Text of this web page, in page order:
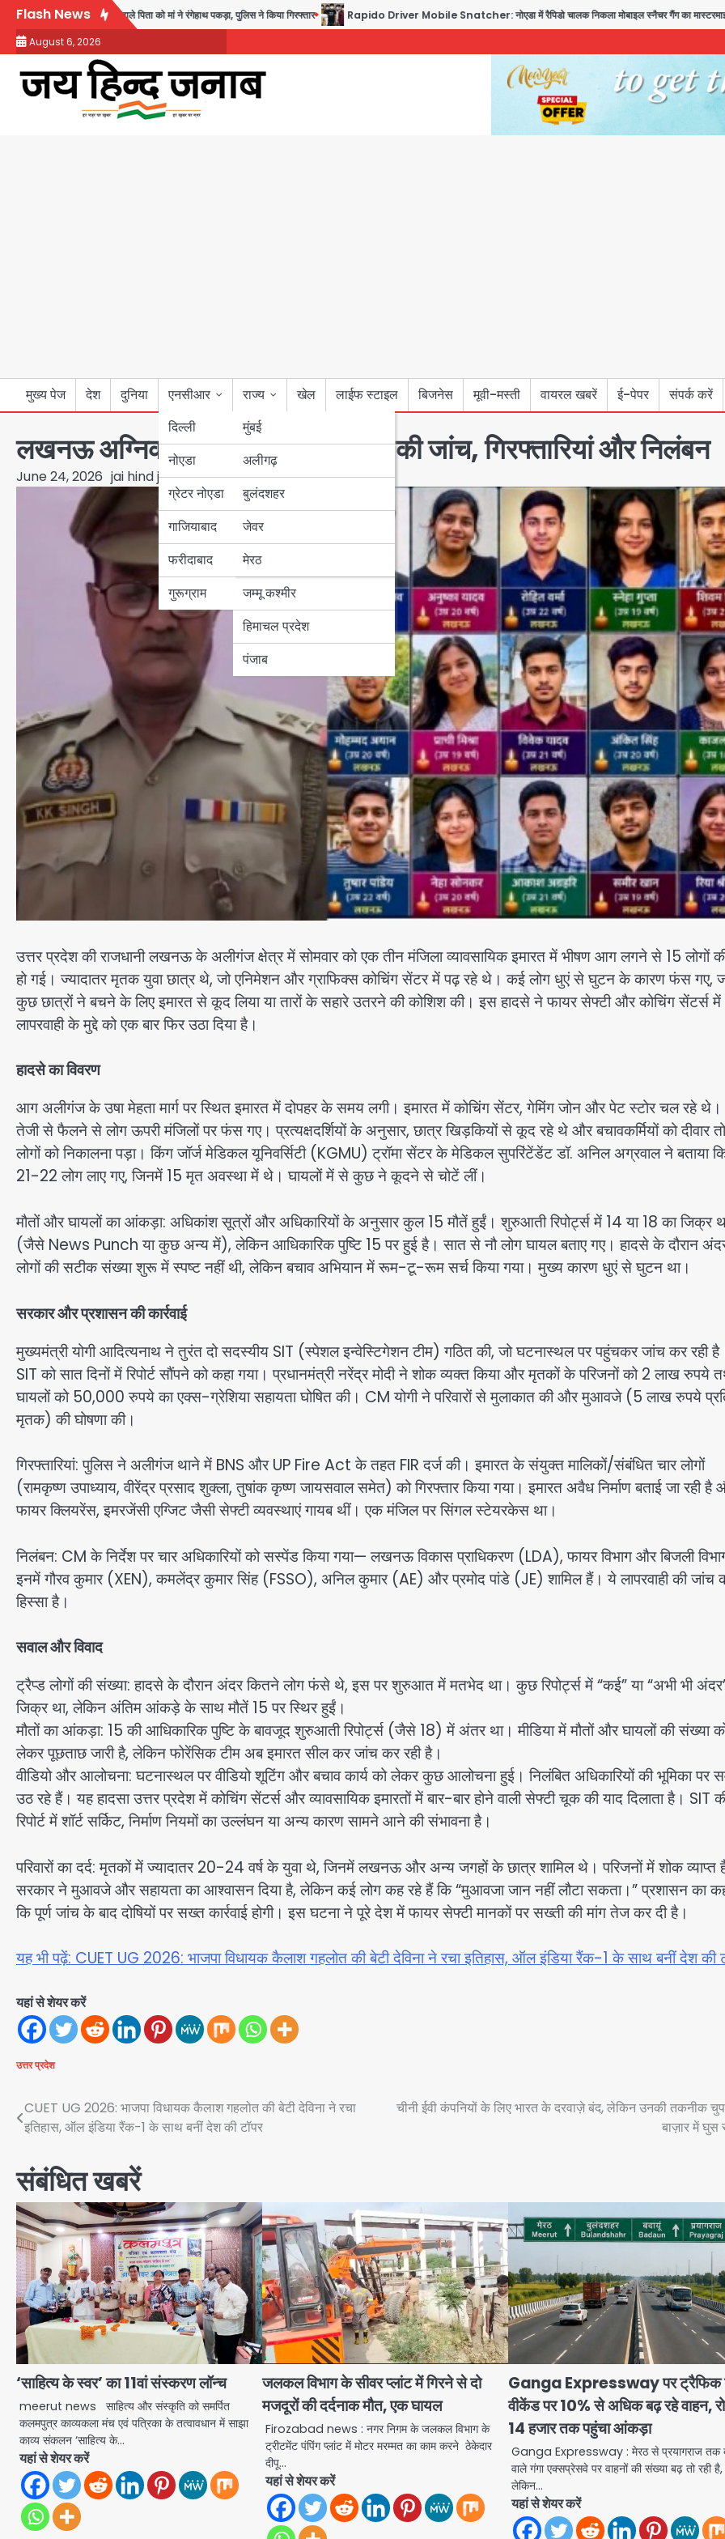
Skip
content
Flash News
करने वाले पिता को मां ने रंगेहाथ पकड़ा, पुलिस ने किया गिरफ्तार Rapido Driver Mobile Snatcher: नोएडा में रैपिडो चालक निकला मोबाइल स्नैचर गैंग का मास्टरमाइंड, जीरा-बॉल
August 6, 2026
मुख्य पेज देश दुनिया
एनसीआर
दिल्ली
नोएडा
ग्रेटर नोएडा
गाजियाबाद
फरीदाबाद
गुरूग्राम
राज्य
मुंबई
उत्तर प्रदेश
अलीगढ़
बुलंदशहर
जेवर
मेरठ
बिहार
पंजाब
हरियाणा
जम्मू कश्मीर
हिमाचल प्रदेश
पंजाब
खेल लाईफ स्टाइल बिजनेस मूवी-मस्ती वायरल खबरें ई-पेपर संपर्क करें
लखनऊ अग्निकांड: 15 मौतें, सेफ्टी लैप्स की जांच, गिरफ्तारियां और निलंबन
June 24, 2026 jai hind janab
उत्तर प्रदेश की राजधानी लखनऊ के अलीगंज क्षेत्र में सोमवार को एक तीन मंजिला व्यावसायिक इमारत में भीषण आग लगने से 15 लोगों
हो गई। ज्यादातर मृतक युवा छात्र थे, जो एनिमेशन और ग्राफिक्स कोचिंग सेंटर में पढ़ रहे थे। कई लोग धुएं से घुटन के कारण फंस गए,
कुछ छात्रों ने बचने के लिए इमारत से कूद लिया या तारों के सहारे उतरने की कोशिश की। इस हादसे ने फायर सेफ्टी और कोचिंग सेंटर्स में
लापरवाही के मुद्दे को एक बार फिर उठा दिया है।
हादसे का विवरण
आग अलीगंज के उषा मेहता मार्ग पर स्थित इमारत में दोपहर के समय लगी। इमारत में कोचिंग सेंटर, गेमिंग जोन और पेट स्टोर चल रहे
तेजी से फैलने से लोग ऊपरी मंजिलों पर फंस गए। प्रत्यक्षदर्शियों के अनुसार, छात्र खिड़कियों से कूद रहे थे और बचावकर्मियों को दीवार
लोगों को निकालना पड़ा। किंग जॉर्ज मेडिकल यूनिवर्सिटी (KGMU) ट्रॉमा सेंटर के मेडिकल सुपरिंटेंडेंट डॉ. अनिल अग्रवाल ने बताया
21-22 लोग लाए गए, जिनमें 15 मृत अवस्था में थे। घायलों में से कुछ ने कूदने से चोटें लीं।
मौतों और घायलों का आंकड़ा: अधिकांश सूत्रों और अधिकारियों के अनुसार कुल 15 मौतें हुईं। शुरुआती रिपोर्ट्स में 14 या 18 का जिक्र
(जैसे News Punch या कुछ अन्य में), लेकिन आधिकारिक पुष्टि 15 पर हुई है। सात से नौ लोग घायल बताए गए। हादसे के दौरान
लोगों की सटीक संख्या शुरू में स्पष्ट नहीं थी, लेकिन बचाव अभियान में रूम-टू-रूम सर्च किया गया। मुख्य कारण धुएं से घुटन था।
सरकार और प्रशासन की कार्रवाई
मुख्यमंत्री योगी आदित्यनाथ ने तुरंत दो सदस्यीय SIT (स्पेशल इन्वेस्टिगेशन टीम) गठित की, जो घटनास्थल पर पहुंचकर जांच कर रही
SIT को सात दिनों में रिपोर्ट सौंपने को कहा गया। प्रधानमंत्री नरेंद्र मोदी ने शोक व्यक्त किया और मृतकों के परिजनों को 2 लाख रुपये
घायलों को 50,000 रुपये का एक्स-ग्रेशिया सहायता घोषित की। CM योगी ने परिवारों से मुलाकात की और मुआवजे (5 लाख रुपये
मृतक) की घोषणा की।
गिरफ्तारियां: पुलिस ने अलीगंज थाने में BNS और UP Fire Act के तहत FIR दर्ज की। इमारत के संयुक्त मालिकों/संबंधित चार लोगों
(रामकृष्ण उपाध्याय, वीरेंद्र प्रसाद शुक्ला, तुषांक कृष्ण जायसवाल समेत) को गिरफ्तार किया गया। इमारत अवैध निर्माण बताई जा रही है
फायर क्लियरेंस, इमरजेंसी एग्जिट जैसी सेफ्टी व्यवस्थाएं गायब थीं। एक मंजिल पर सिंगल स्टेयरकेस था।
निलंबन: CM के निर्देश पर चार अधिकारियों को सस्पेंड किया गया— लखनऊ विकास प्राधिकरण (LDA), फायर विभाग और बिजली
इनमें गौरव कुमार (XEN), कमलेंद्र कुमार सिंह (FSSO), अनिल कुमार (AE) और प्रमोद पांडे (JE) शामिल हैं। ये लापरवाही की जांच
हिस्सा है।
सवाल और विवाद
ट्रैप्ड लोगों की संख्या: हादसे के दौरान अंदर कितने लोग फंसे थे, इस पर शुरुआत में मतभेद था। कुछ रिपोर्ट्स में “कई” या “अभी भी
जिक्र था, लेकिन अंतिम आंकड़े के साथ मौतें 15 पर स्थिर हुईं।
मौतों का आंकड़ा: 15 की आधिकारिक पुष्टि के बावजूद शुरुआती रिपोर्ट्स (जैसे 18) में अंतर था। मीडिया में मौतों और घायलों की संख्या
लेकर पूछताछ जारी है, लेकिन फोरेंसिक टीम अब इमारत सील कर जांच कर रही है।
वीडियो और आलोचना: घटनास्थल पर वीडियो शूटिंग और बचाव कार्य को लेकर कुछ आलोचना हुई। निलंबित अधिकारियों की भूमिका पर
उठ रहे हैं। यह हादसा उत्तर प्रदेश में कोचिंग सेंटर्स और व्यावसायिक इमारतों में बार-बार होने वाली सेफ्टी चूक की याद दिलाता है। SIT
रिपोर्ट में शॉर्ट सर्किट, निर्माण नियमों का उल्लंघन या अन्य कारण सामने आने की संभावना है।
परिवारों का दर्द: मृतकों में ज्यादातर 20-24 वर्ष के युवा थे, जिनमें लखनऊ और अन्य जगहों के छात्र शामिल थे। परिजनों में शोक व्याप्त
सरकार ने मुआवजे और सहायता का आश्वासन दिया है, लेकिन कई लोग कह रहे हैं कि “मुआवजा जान नहीं लौटा सकता।” प्रशासन का
कि पूर्ण जांच के बाद दोषियों पर सख्त कार्रवाई होगी। इस घटना ने पूरे देश में फायर सेफ्टी मानकों पर सख्ती की मांग तेज कर दी है।
यह भी पढ़ें: CUET UG 2026: भाजपा विधायक कैलाश गहलोत की बेटी देविना ने रचा इतिहास, ऑल इंडिया रैंक-1 के साथ बनीं देश की
यहां से शेयर करें
उत्तर प्रदेश
Post
navigation
CUET UG 2026: भाजपा विधायक कैलाश गहलोत की बेटी देविना ने रचा
इतिहास, ऑल इंडिया रैंक-1 के साथ बनीं देश की टॉपर
चीनी ईवी कंपनियों के लिए भारत के दरवाज़े बंद, लेकिन उनकी तकनीक
बाज़ार में घुस
संबंधित खबरें
‘साहित्य के स्वर’ का 11वां संस्करण लॉन्च
meerut news साहित्य और संस्कृति को समर्पित
कलमपुत्र काव्यकला मंच एवं पत्रिका के तत्वावधान में साझा
काव्य संकलन ‘साहित्य के…
यहां से शेयर करें
जलकल विभाग के सीवर प्लांट में गिरने से दो
मजदूरों की दर्दनाक मौत, एक घायल
Firozabad news : नगर निगम के जलकल विभाग के
ट्रीटमेंट पंपिंग प्लांट में मोटर मरम्मत का काम करने ठेकेदार
दीपू…
यहां से शेयर करें
Ganga Expressway पर ट्रैफिक
वीकेंड पर 10% से अधिक बढ़ रहे वाहन,
14 हजार तक पहुंचा आंकड़ा
Ganga Expressway : मेरठ से प्रयागराज तक
वाले गंगा एक्सप्रेसवे पर वाहनों की संख्या बढ़ तो रही है,
लेकिन…
यहां से शेयर करें